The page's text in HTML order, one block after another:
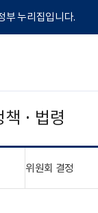
부 누리집입니다.
책 · 법령
위원회 결정